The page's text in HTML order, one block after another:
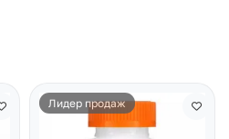
Лидер продаж